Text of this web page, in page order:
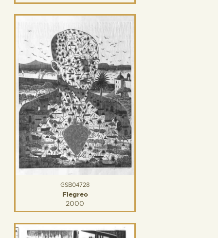
GSB04728
Flegreo
2000